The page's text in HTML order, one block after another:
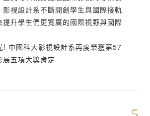
影視設計系不斷開創學生與國際接軌
提升學生們更寬廣的國際視野與國際